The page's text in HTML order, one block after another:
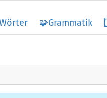
🧩Grammatik